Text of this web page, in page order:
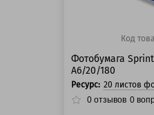
Код
Фотобумага
A6/20/180
Ресурс: 20 листов
0 отзывов 0